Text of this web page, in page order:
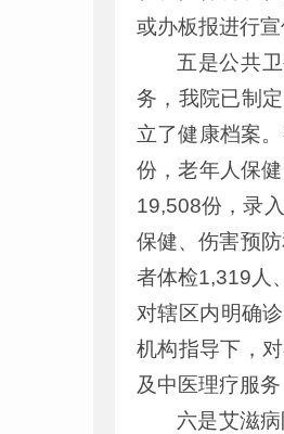
或办板报进行宣
五是公共
务，我院已制
立了健康档案
份，老年人保
19,508份，录
保健、伤害预
者体检1,319人
对辖区内明确
机构指导下，
及中医理疗服
六是艾滋